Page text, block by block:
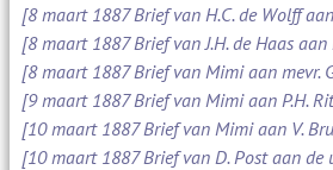
[8 maart 1887 Brief van H.C. de Wolff
[8 maart 1887 Brief van J.H. de Haas
[8 maart 1887 Brief van Mimi aan mevr.
[9 maart 1887 Brief van Mimi aan P.H.
[10 maart 1887 Brief van Mimi aan V.
[10 maart 1887 Brief van D. Post aan de